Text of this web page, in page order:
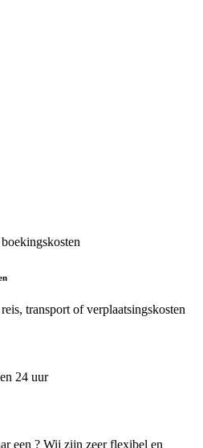
transport of verplaatsingskosten
24 uur
een ? Wij zijn zeer flexibel en